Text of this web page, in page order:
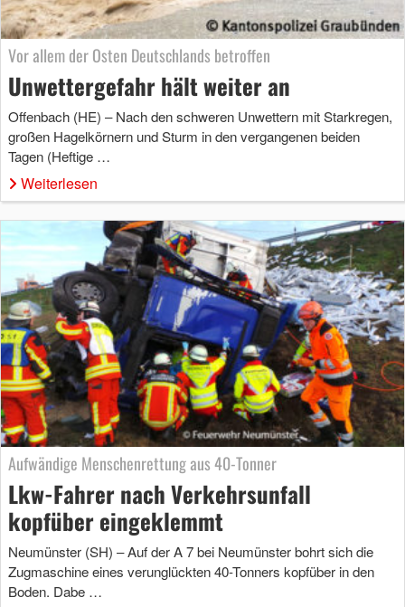
Vor allem der Osten Deutschlands betroffen
Unwettergefahr hält weiter an
Offenbach (HE) – Nach den schweren Unwettern mit Starkregen,
großen Hagelkörnern und Sturm in den vergangenen beiden
Tagen (Heftige …
Weiterlesen
Aufwändige Menschenrettung aus 40-Tonner
Lkw-Fahrer nach Verkehrsunfall
kopfüber eingeklemmt
Neumünster (SH) – Auf der A 7 bei Neumünster bohrt sich die
Zugmaschine eines verunglückten 40-Tonners kopfüber in den
Boden. Dabe …